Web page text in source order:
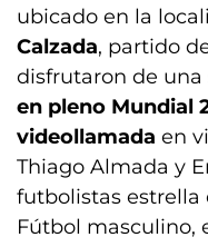
ubicado en la
Calzada, partido
disfrutaron de una
en pleno Mundial
videollamada en
Thiago Almada y
futbolistas estrella
Fútbol masculino,